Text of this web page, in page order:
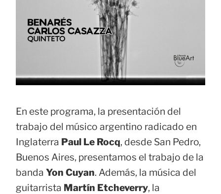
En este programa, la presentación del
trabajo del músico argentino radicado en
Inglaterra Paul Le Rocq, desde San Pedro,
Buenos Aires, presentamos el trabajo de la
banda Yon Cuyan. Además, la música del
guitarrista Martín Etcheverry, la